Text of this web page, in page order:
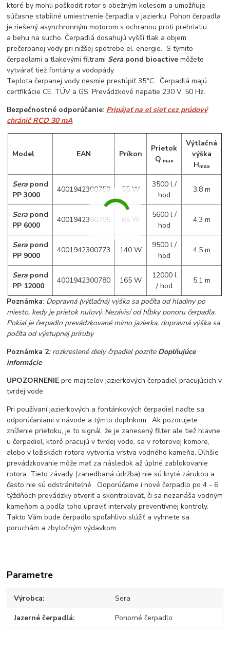
ktoré by mohli poškodiť rotor s obežným kolesom a umožňuje
súčasne stabilné umiestnenie čerpadla v jazierku. Pohon čerpadla
je riešený asynchronným motorom s ochranou proti prehriatiu
a behu na sucho. Čerpadlá dosahujú vyšší tlak a objem
prečerpanej vody pri nižšej spotrebe el. energie. S týmito
čerpadlami a tlakovými filtrami Sera pond bioactive môžete
vytvárať tiež fontány a vodopády.
Teplota čerpanej vodynesmie prestúpiť 35°C. Čerpadlá majú
certfikácie CE, TÜV a GS. Prevádzkové napätie 230 V, 50 Hz.
Bezpečnostné odporúčanie: Pripájať na el sieť cez prúdový
chránič RCD 30 mA
Model EAN Príkon
Prietok
Q max
Výtlačná
výška
Hmax
Sera pond
PP 3000
4001942300759 55 W
3500 l /
hod
3,8 m
Sera pond
PP 6000
4001942300765 65 W
5600 l /
hod
4,3 m
Sera pond
PP 9000
4001942300773 140 W
9500 l /
hod
4,5 m
Sera pond
PP 12000
4001942300780 165 W
12000 l
/ hod
5,1 m
Poznámka: Dopravná (výtlačná) výška sa počíta od hladiny po
miesto, kedy je prietok nulový. Nezávisí od hĺbky ponoru čerpadla.
Pokial je čerpadlo prevádzkované mimo jazierka, dopravná výška sa
počíta od výstupnej príruby
Poznámka 2: rozkreslené diely črpadiel pozrite Doplňujúce
informácie
UPOZORNENIEpre majiteľov jazierkových čerpadiel pracujúcich v
tvrdej vode
Pri používaní jazierkových a fontánkových čerpadiel riaďte sa
odporúčaniami v návode a týmto doplnkom. Ak pozorujete
zníženie prietoku, je to signál, že je zanesený filter ale tiež hlavne
u čerpadiel, ktoré pracujú v tvrdej vode, sa v rotorovej komore,
alebo v ložiskách rotora vytvorila vrstva vodného kameňa. Dlhšie
prevádzkovanie môže mať za následok až úplné zablokovanie
rotora. Tieto závady (zanedbaná údržba) nie sú kryté zárukou a
často nie sú odstrániteľné. Odporúčame i nové čerpadlo po 4 - 6
týždňoch prevádzky otvoriť a skontrolovať, či sa nezanáša vodným
kameňom a podľa toho upraviť intervaly preventívnej kontroly.
Takto Vám bude čerpadlo spoľahlivo slúžiť a vyhnete sa
poruchám a zbytočným výdavkom.
Parametre
Výrobca Sera
Jazerné čerpadlá Ponorné čerpadlo